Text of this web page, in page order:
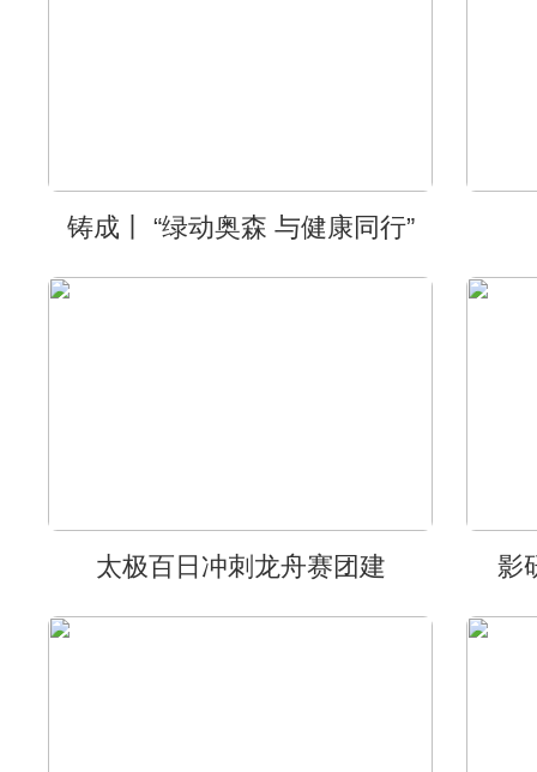
铸成丨 “绿动奥森 与健康同行”
太极百日冲刺龙舟赛团建 影